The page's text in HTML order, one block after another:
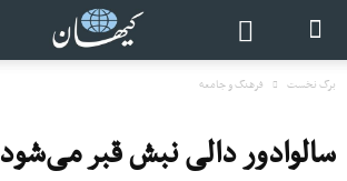
برگ نخست فرهنگ و جامعه
سالوادور دالی نبش قبر می‌شود